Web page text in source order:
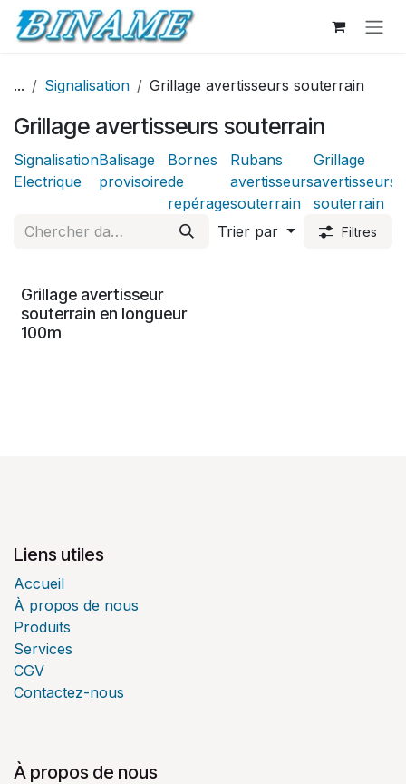
Se rendre au contenu
... Signalisation Grillage avertisseurs souterrain
Grillage avertisseurs souterrain
Signalisation
Electrique
Balisage
provisoire
Bornes
de
repérage
Rubans
avertisseurs
souterrain
Grillage
avertisseurs
souterrain
Trier par
Filtres
Grillage avertisseur
souterrain en longueur
100m
Liens utiles
Accueil
À propos de nous
Produits
Services
CGV
Contactez-nous
À propos de nous